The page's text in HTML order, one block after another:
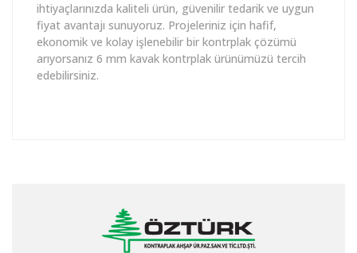
ihtiyaçlarınızda kaliteli ürün, güvenilir tedarik ve uygun
fiyat avantajı sunuyoruz. Projeleriniz için hafif,
ekonomik ve kolay işlenebilir bir kontrplak çözümü
arıyorsanız 6 mm kavak kontrplak ürünümüzü tercih
edebilirsiniz.